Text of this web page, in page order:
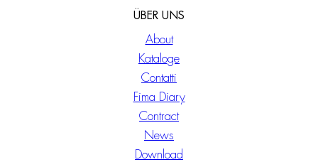
ÜBER UNS
About
Kataloge
Contatti
Fima Diary
Contract
News
Download